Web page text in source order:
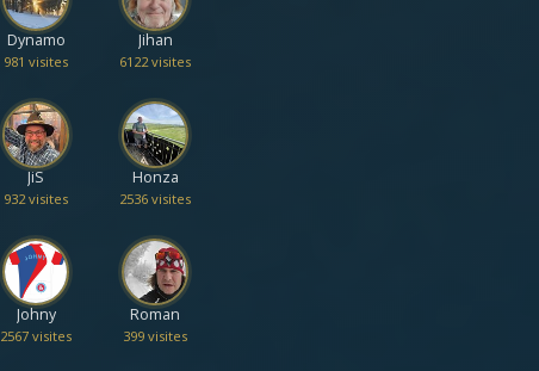
Dynamo
981 visites
Jihan
6122 visites
JiS
932 visites
Honza
2536 visites
Johny
2567 visites
Roman
399 visites